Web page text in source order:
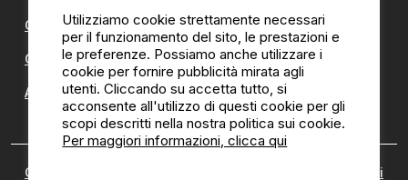
CampingDirect
CampingStreetView
ANNUARIO DEI CAMPEGGI
Chi siamo Politica di recensioni
Utilizziamo cookie strettamente necessari
per il funzionamento del sito, le prestazioni e
le preferenze. Possiamo anche utilizzare i
cookie per fornire pubblicità mirata agli
utenti. Cliccando su accetta tutto, si
acconsente all'utilizzo di questi cookie per gli
scopi descritti nella nostra politica sui cookie.
Per maggiori informazioni, clicca qui